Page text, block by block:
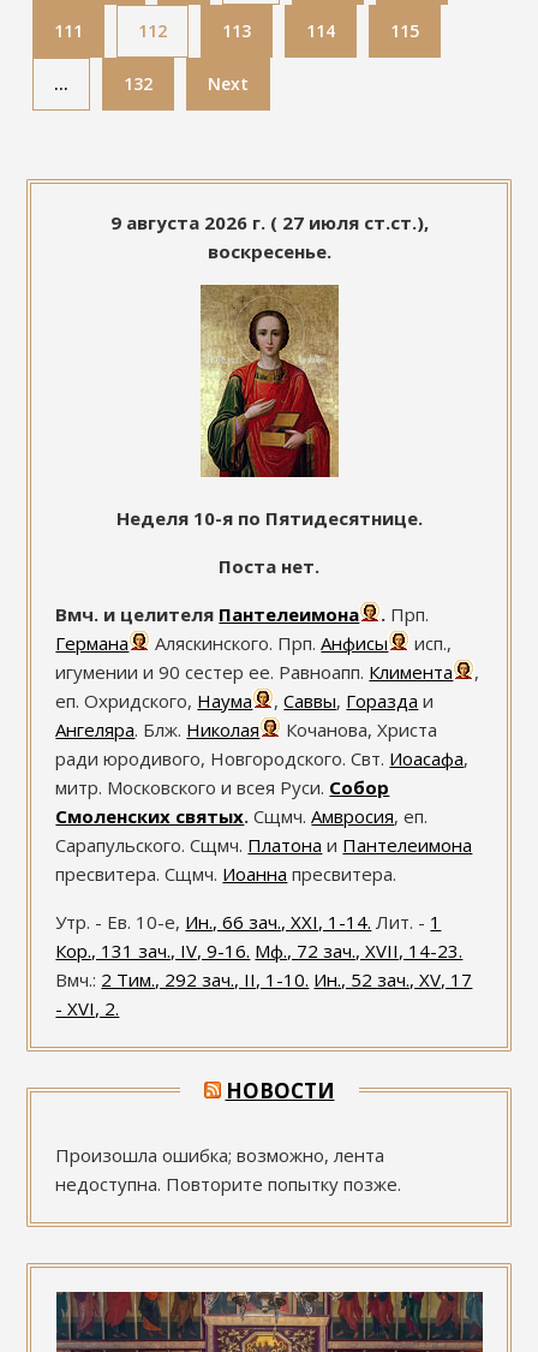
111 112 113 114 115
… 132 Next
9 августа 2026 г. ( 27 июля ст.ст.),
воскресенье.
Неделя 10-я по Пятидесятнице.
Поста нет.
Вмч. и целителя Пантелеимона . Прп.
Германа
Аляскинского. Прп.Анфисы
исп.,
игумении и 90 сестер ее. Равноапп. Климента
,
еп. Охридского, Наума ,Саввы, Горазда и
Ангеляра. Блж. Николая
Кочанова, Христа
ради юродивого, Новгородского. Свт. Иоасафа,
митр. Московского и всея Руси. Собор
Смоленских святых. Сщмч.Амвросия, еп.
Сарапульского. Сщмч. Платона и Пантелеимона
пресвитера. Сщмч. Иоанна пресвитера.
Утр. - Ев. 10-е, Ин., 66 зач., XXI, 1-14. Лит. - 1
Кор., 131 зач., IV, 9-16. Мф., 72 зач., XVII, 14-23.
Вмч.: 2 Тим., 292 зач., II, 1-10. Ин., 52 зач., XV, 17
- XVI, 2.
НОВОСТИ
Произошла ошибка; возможно, лента
недоступна. Повторите попытку позже.